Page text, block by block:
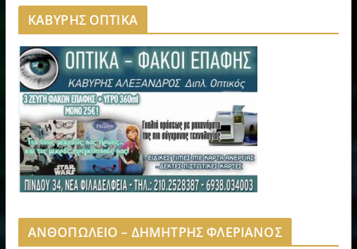
ΚΑΒΥΡΗΣ ΟΠΤΙΚΑ
ΑΝΘΟΠΩΛΕΙΟ – ΔΗΜΗΤΡΗΣ ΦΛΕΡΙΑΝΟΣ